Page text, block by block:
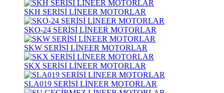
SKH SERİSİ LİNEER MOTORLAR
SKO-24 SERİSİ LİNEER MOTORLAR
SKW SERİSİ LİNEER MOTORLAR
SKX SERİSİ LİNEER MOTORLAR
SLA019 SERİSİ LİNEER MOTORLAR